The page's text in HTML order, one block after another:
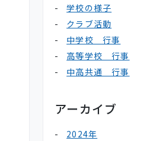
学校の様子
クラブ活動
中学校 行事
高等学校 行事
中高共通 行事
アーカイブ
2024年